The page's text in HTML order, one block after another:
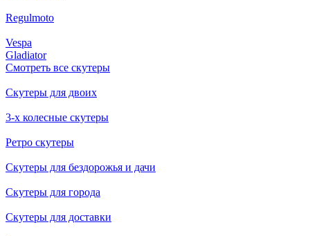
Regulmoto
Vespa
Gladiator
Смотреть все скутеры
Скутеры для двоих
3-х колесные скутеры
Ретро скутеры
Скутеры для бездорожья и дачи
Скутеры для города
Скутеры для доставки